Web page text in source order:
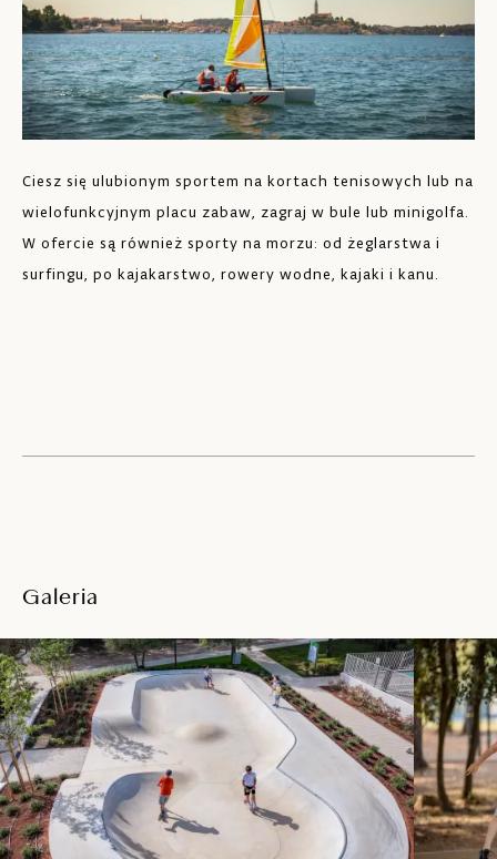
Ciesz się ulubionym sportem na kortach tenisowych lub na
wielofunkcyjnym placu zabaw, zagraj w bule lub minigolfa.
W ofercie są również sporty na morzu: od żeglarstwa i
surfingu, po kajakarstwo, rowery wodne, kajaki i kanu.
Galeria